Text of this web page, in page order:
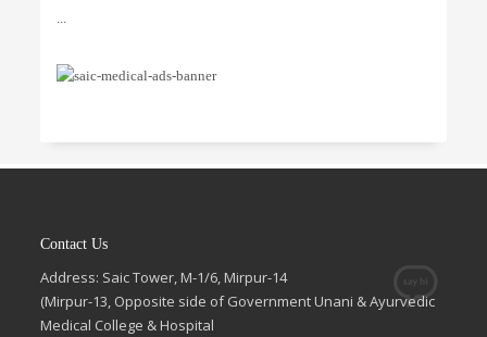
...
Contact Us
Address: Saic Tower, M-1/6, Mirpur-14
(Mirpur-13, Opposite side of Government Unani & Ayurvedic
Medical College & Hospital